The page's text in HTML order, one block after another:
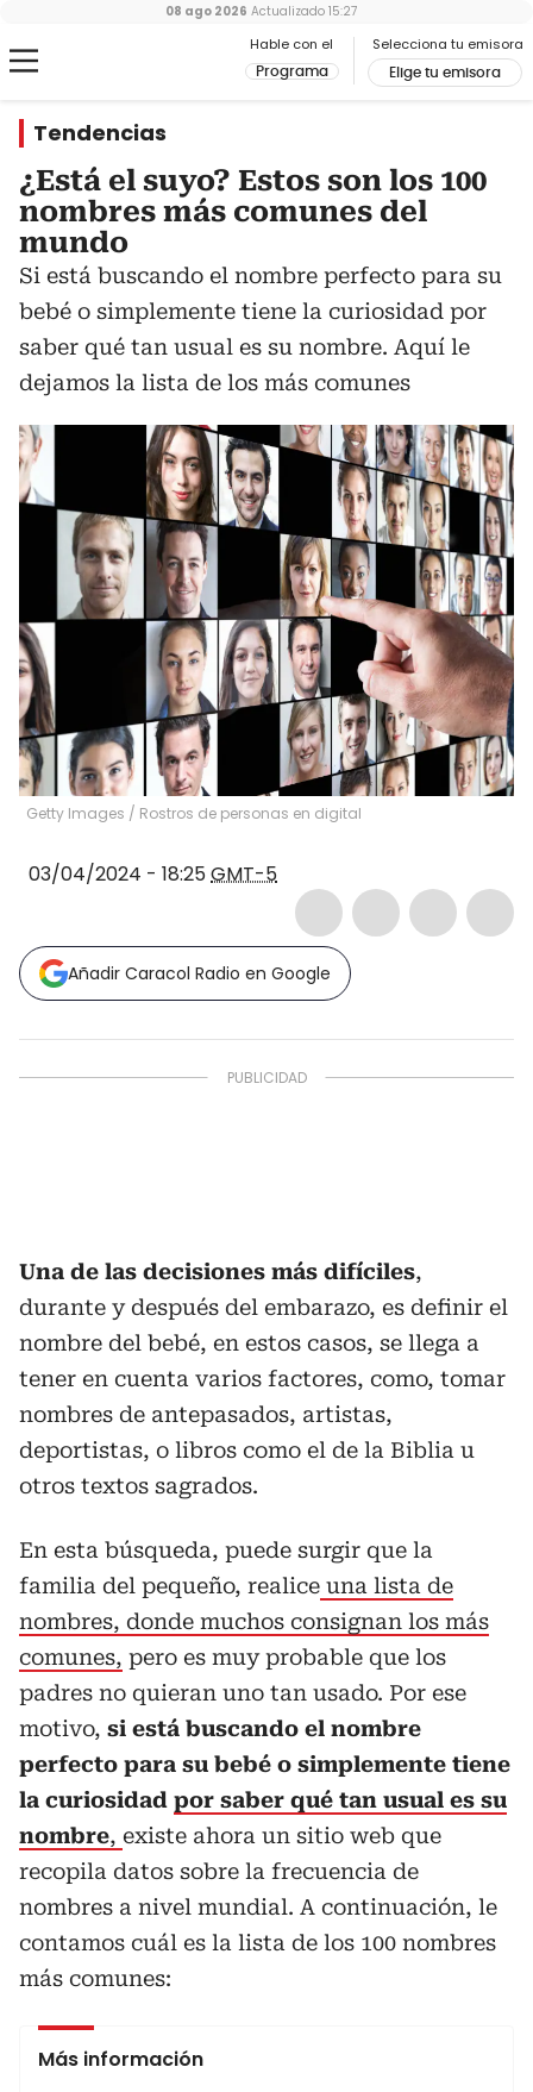
Hable con el
Programa
Selecciona tu emisora
Elige tu emisora
08 ago 2026 Actualizado 15:27
Tendencias
¿Está el suyo? Estos son los 100
nombres más comunes del
mundo
Si está buscando el nombre perfecto para su
bebé o simplemente tiene la curiosidad por
saber qué tan usual es su nombre. Aquí le
dejamos la lista de los más comunes
Getty Images / Rostros de personas en digital
03/04/2024 - 18:25GMT-5
Añadir Caracol Radio en Google
Una de las decisiones más difíciles,
durante y después del embarazo, es definir el
nombre del bebé, en estos casos, se llega a
tener en cuenta varios factores, como, tomar
nombres de antepasados, artistas,
deportistas, o libros como el de la Biblia u
otros textos sagrados.
En esta búsqueda, puede surgir que la
familia del pequeño, realice una lista de
nombres, donde muchos consignan los más
comunes, pero es muy probable que los
padres no quieran uno tan usado. Por ese
motivo, si está buscando el nombre
perfecto para su bebé o simplemente tiene
la curiosidad por saber qué tan usual es su
nombre, existe ahora un sitio web que
recopila datos sobre la frecuencia de
nombres a nivel mundial. A continuación, le
contamos cuál es la lista de los 100 nombres
más comunes:
Más información